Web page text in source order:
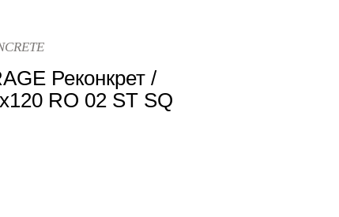
Реконкрет /
RO 02 ST SQ